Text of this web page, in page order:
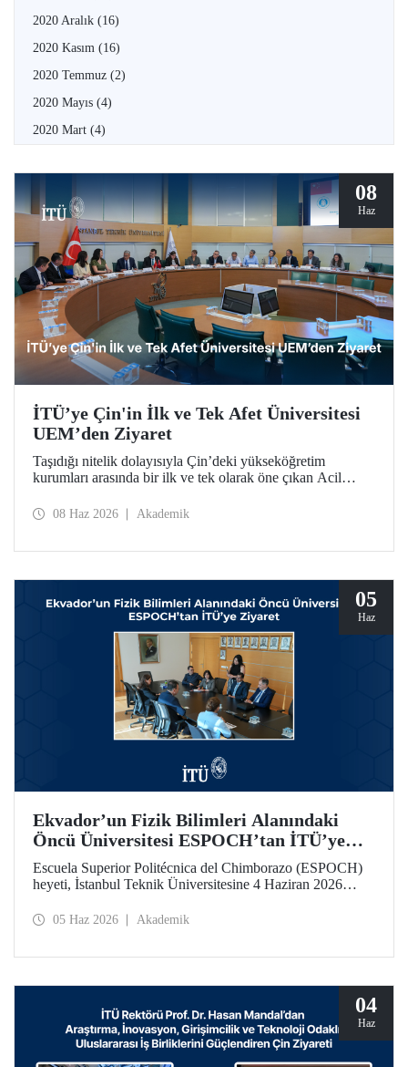
2020 Aralık (16)
2020 Kasım (16)
2020 Temmuz (2)
2020 Mayıs (4)
2020 Mart (4)
08
Haz
İTÜ’ye Çin'in İlk ve Tek Afet Üniversitesi
UEM’den Ziyaret
Taşıdığı nitelik dolayısıyla Çin’deki yükseköğretim
kurumları arasında bir ilk ve tek olarak öne çıkan Acil
Management – UEM) heyeti, İTÜ’ye ziyarette bulundu.
08 Haz 2026 Akademik
05
Haz
Ekvador’un Fizik Bilimleri Alanındaki
Öncü Üniversitesi ESPOCH’tan İTÜ’ye
Ziyaret
Escuela Superior Politécnica del Chimborazo (ESPOCH)
heyeti, İstanbul Teknik Üniversitesine 4 Haziran 2026
05 Haz 2026 Akademik
04
Haz